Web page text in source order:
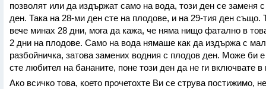
позволят или да издържат само на вода, този ден се заменя
ден. Така на 28-ми ден сте на плодове, и на 29-тия ден също.
вече минах 28 дни, мога да кажа, че няма нищо фатално в
2 дни на плодове. Само на вода нямаше как да издържа с
разбойничка, затова замених водния с плодов ден. Може би
сте любител на бананите, поне този ден да не ги включвате
Ако всичко това, което прочетохте Ви се струва постижимо,